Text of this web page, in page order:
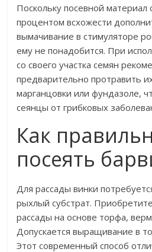
Поскольку посевной материал
процентом всхожести
вымачивание в стимуляторе
ему не понадобится. При
со своего участка семян
предварительно протравить
марганцовки или фундазоле,
сеянцы от грибковых
Как
посеять
Для рассады винки
рыхлый субстрат.
рассады на основе торфа,
Допускается выращивание в
Этот современный способ